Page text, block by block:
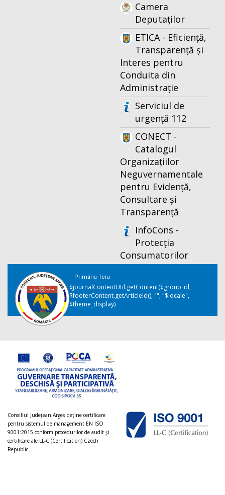
Camera
Deputaților
ETICA - Eficiență,
Transparență și
Interes pentru
Conduita din
Administrație
Serviciul de
urgență 112
CONECT -
Catalogul
Organizațiilor
Neguvernamentale
pentru Evidență,
Consultare și
Transparență
InfoCons -
Protecția
Consumatorilor
Primăria Teiu
$journalContentUtil.getContent($group_id,
$footerContent.getArticleId(), "", "$locale",
$theme_display)
Consiliul Judeţean Argeș deţine certificare
pentru sistemul de management EN ISO
9001:2015 conform procedurilor de audit şi
certificare ale LL-C (Certification) Czech
Republic